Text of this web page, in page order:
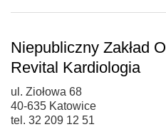
Niepubliczny Zakład
Revital Kardiologia
ul. Ziołowa 68
40-635 Katowice
tel. 32 209 12 51